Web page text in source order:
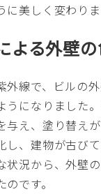
に美しく変わりま
よる外壁
外線で、ビルの外
うになりました
与え、塗り替え
し、建物が古び
状況から、外壁
です。